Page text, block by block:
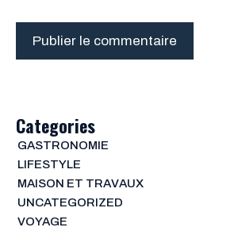
Categories
GASTRONOMIE
LIFESTYLE
MAISON ET TRAVAUX
UNCATEGORIZED
VOYAGE